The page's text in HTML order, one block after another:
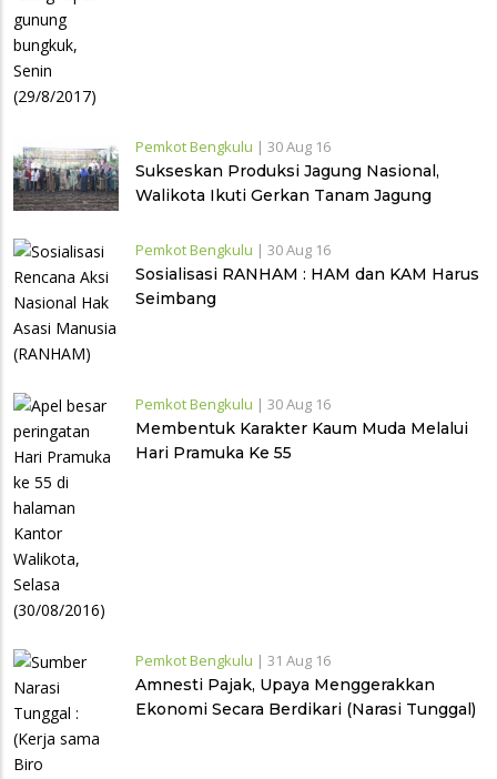
Pemkot Bengkulu | 30 Aug 16
Sukseskan Produksi Jagung Nasional,
Walikota Ikuti Gerkan Tanam Jagung
Pemkot Bengkulu | 30 Aug 16
Sosialisasi RANHAM : HAM dan KAM Harus
Seimbang
Pemkot Bengkulu | 30 Aug 16
Membentuk Karakter Kaum Muda Melalui
Hari Pramuka Ke 55
Pemkot Bengkulu | 31 Aug 16
Amnesti Pajak, Upaya Menggerakkan
Ekonomi Secara Berdikari (Narasi Tunggal)